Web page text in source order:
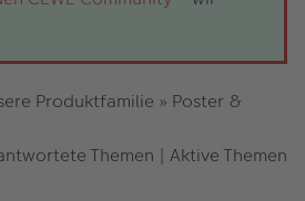
Produktfamilie » Poster &
Themen | Aktive Themen